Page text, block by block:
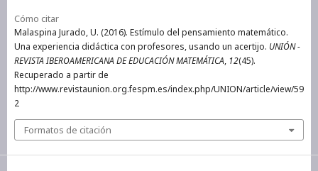
Cómo citar
Malaspina Jurado, U. (2016). Estímulo del pensamiento matemático.
Una experiencia didáctica con profesores, usando un acertijo. UNIÓN -
REVISTA IBEROAMERICANA DE EDUCACIÓN MATEMÁTICA, 12(45).
Recuperado a partir de
http://www.revistaunion.org.fespm.es/index.php/UNION/article/view/59
2
Formatos de citación